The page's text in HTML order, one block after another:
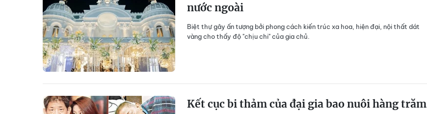
nước ngoài
Biệt thự gây ấn tượng bởi phong cách kiến trúc xa hoa, hiện đại, nội thất dát
vàng cho thấy độ "chịu chi" của gia chủ.
Kết cục bi thảm của đại gia bao nuôi hàng trăm